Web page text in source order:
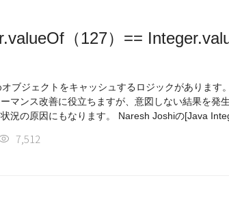
（127）==
ブジェクトをキャッシュするロジックがあります
マンス改善に役立ちますが、意図しない結果を発
況の原因にもなります。 Naresh Joshiの[Java
7,512